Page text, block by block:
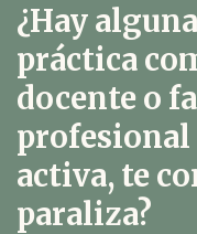
¿Hay
práctica
docente o
profesional
activa, te
paraliza?